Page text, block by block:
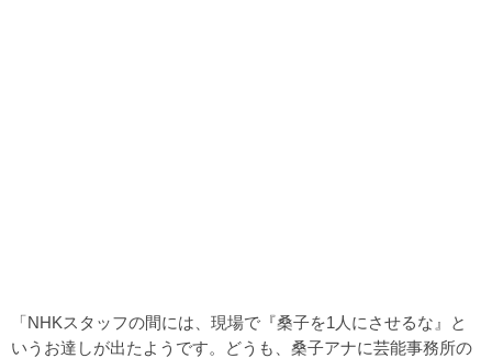
「NHKスタッフの間には、現場で『桑子を1人にさせるな』と
いうお達しが出たようです。どうも、桑子アナに芸能事務所の